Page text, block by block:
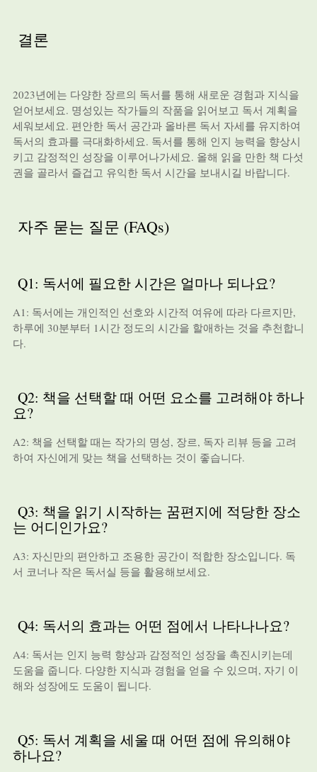
결론
2023년에는 다양한 장르의 독서를 통해 새로운 경험과 지식을
얻어보세요. 명성있는 작가들의 작품을 읽어보고 독서 계획을
세워보세요. 편안한 독서 공간과 올바른 독서 자세를 유지하여
독서의 효과를 극대화하세요. 독서를 통해 인지 능력을 향상시
키고 감정적인 성장을 이루어나가세요. 올해 읽을 만한 책 다섯
권을 골라서 즐겁고 유익한 독서 시간을 보내시길 바랍니다.
자주 묻는 질문 (FAQs)
Q1: 독서에 필요한 시간은 얼마나 되나요?
A1: 독서에는 개인적인 선호와 시간적 여유에 따라 다르지만,
하루에 30분부터 1시간 정도의 시간을 할애하는 것을 추천합니
다.
Q2: 책을 선택할 때 어떤 요소를 고려해야 하나
요?
A2: 책을 선택할 때는 작가의 명성, 장르, 독자 리뷰 등을 고려
하여 자신에게 맞는 책을 선택하는 것이 좋습니다.
Q3: 책을 읽기 시작하는 꿈편지에 적당한 장소
는 어디인가요?
A3: 자신만의 편안하고 조용한 공간이 적합한 장소입니다. 독
서 코너나 작은 독서실 등을 활용해보세요.
Q4: 독서의 효과는 어떤 점에서 나타나나요?
A4: 독서는 인지 능력 향상과 감정적인 성장을 촉진시키는데
도움을 줍니다. 다양한 지식과 경험을 얻을 수 있으며, 자기 이
해와 성장에도 도움이 됩니다.
Q5: 독서 계획을 세울 때 어떤 점에 유의해야
하나요?